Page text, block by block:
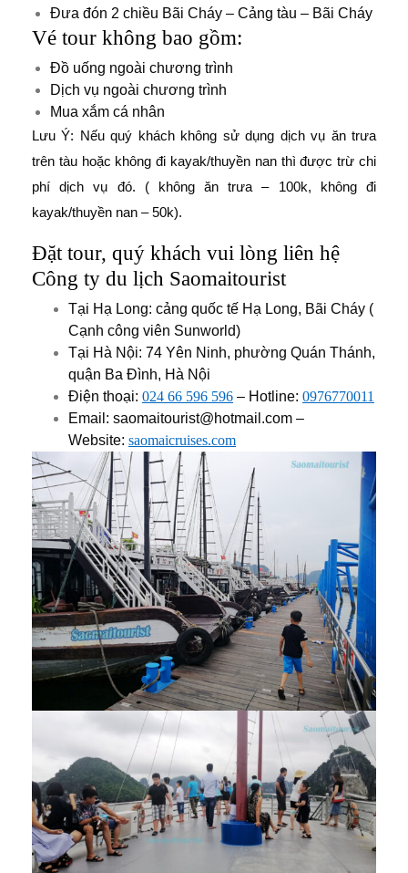
Đưa đón 2 chiều Bãi Cháy – Cảng tàu – Bãi Cháy
Vé tour không bao gồm:
Đồ uống ngoài chương trình
Dịch vụ ngoài chương trình
Mua xắm cá nhân
Lưu Ý: Nếu quý khách không sử dụng dịch vụ ăn trưa
trên tàu hoặc không đi kayak/thuyền nan thì được trừ chi
phí dịch vụ đó. ( không ăn trưa – 100k, không đi
kayak/thuyền nan – 50k).
Đặt tour, quý khách vui lòng liên hệ
Công ty du lịch Saomaitourist
Tại Hạ Long: cảng quốc tế Hạ Long, Bãi Cháy (
Cạnh công viên Sunworld)
Tại Hà Nội: 74 Yên Ninh, phường Quán Thánh,
quận Ba Đình, Hà Nội
Điện thoại: 024 66 596 596 – Hotline: 0976770011
Email: saomaitourist@hotmail.com –
Website: saomaicruises.com